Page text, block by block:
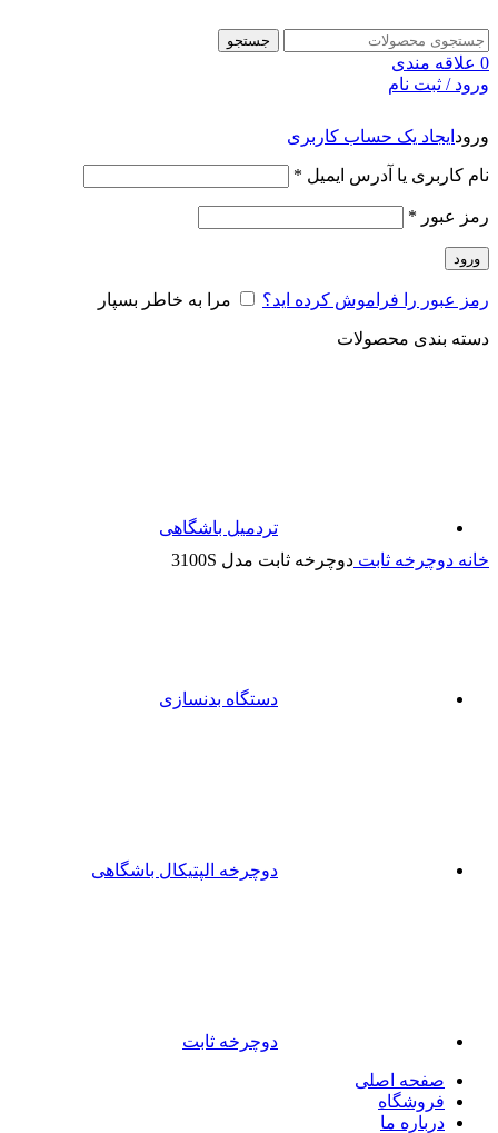
جستجو
0 علاقه مندی
ورود / ثبت نام
ورود ایجاد یک حساب کاربری
نام کاربری یا آدرس ایمیل *
رمز عبور *
ورود
رمز عبور را فراموش کرده اید؟ مرا به خاطر بسپار
دسته بندی محصولات
تردمیل باشگاهی
دستگاه بدنسازی
دوچرخه الپتیکال باشگاهی
دوچرخه ثابت
صفحه اصلی
فروشگاه
درباره ما
خانه دوچرخه ثابت دوچرخه ثابت مدل 3100S